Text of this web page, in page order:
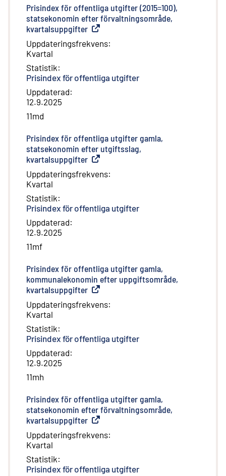
Prisindex för offentliga utgifter (2015=100),
statsekonomin efter förvaltningsområde,
kvartalsuppgifter Extern länk
Uppdateringsfrekvens:
Kvartal
Statistik:
Prisindex för offentliga utgifter
Uppdaterad:
12.9.2025
11md
Prisindex för offentliga utgifter gamla,
statsekonomin efter utgiftsslag,
kvartalsuppgifter Extern länk
Uppdateringsfrekvens:
Kvartal
Statistik:
Prisindex för offentliga utgifter
Uppdaterad:
12.9.2025
11mf
Prisindex för offentliga utgifter gamla,
kommunalekonomin efter uppgiftsområde,
kvartalsuppgifter Extern länk
Uppdateringsfrekvens:
Kvartal
Statistik:
Prisindex för offentliga utgifter
Uppdaterad:
12.9.2025
11mh
Prisindex för offentliga utgifter gamla,
statsekonomin efter förvaltningsområde,
kvartalsuppgifter Extern länk
Uppdateringsfrekvens:
Kvartal
Statistik:
Prisindex för offentliga utgifter